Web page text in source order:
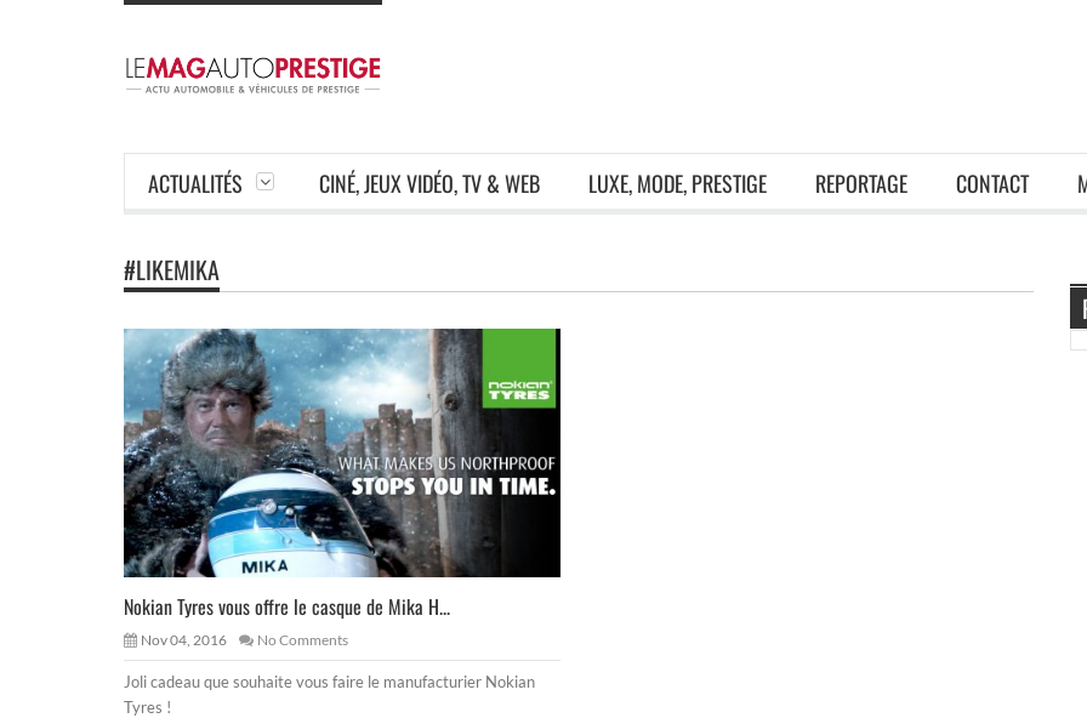
ACTUALITÉS CINÉ, JEUX VIDÉO, TV & WEB LUXE, MODE, PRESTIGE REPORTAGE CONTACT
#LIKEMIKA
Nokian Tyres vous offre le casque de Mika H...
Nov 04, 2016 No Comments
Joli cadeau que souhaite vous faire le manufacturier Nokian
Tyres !